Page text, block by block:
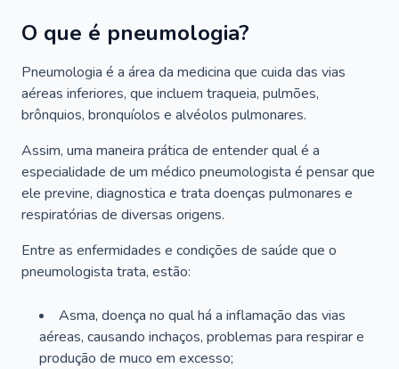
O que é pneumologia?
Pneumologia é a área da medicina que cuida das vias
aéreas inferiores, que incluem traqueia, pulmões,
brônquios, bronquíolos e alvéolos pulmonares.
Assim, uma maneira prática de entender qual é a
especialidade de um médico pneumologista é pensar que
ele previne, diagnostica e trata doenças pulmonares e
respiratórias de diversas origens.
Entre as enfermidades e condições de saúde que o
pneumologista trata, estão:
Asma, doença no qual há a inflamação das vias
aéreas, causando inchaços, problemas para respirar e
produção de muco em excesso;